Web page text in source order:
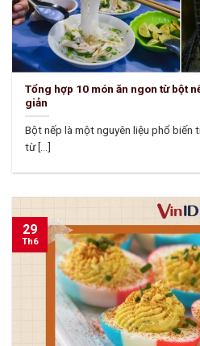
Tổng hợp 10 món ăn ngon từ bột
giản
Bột nếp là một nguyên liệu phổ biến
từ [...]
29
Th6